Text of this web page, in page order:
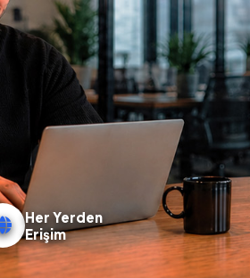
Her Yerden
Erişim